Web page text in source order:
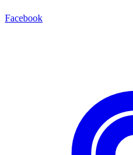
Facebook